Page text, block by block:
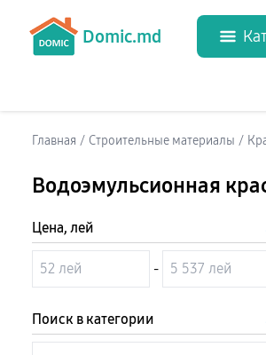
Domic.md
Главная / Строительные материалы /
Водоэмульсионная
Цена, лей
-
Поиск в категории